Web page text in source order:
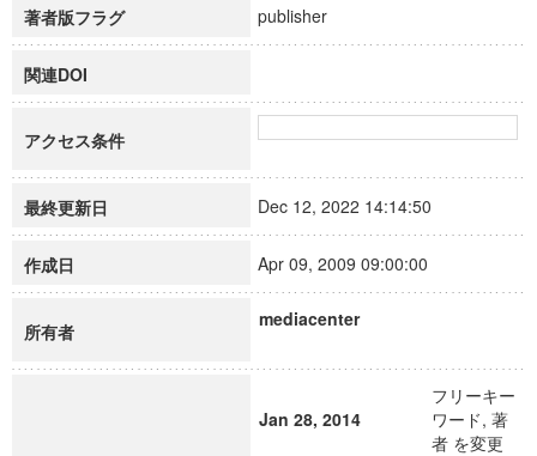
著者版フラグ publisher
関連DOI
アクセス条件
最終更新日 Dec 12, 2022 14:14:50
作成日 Apr 09, 2009 09:00:00
所有者
mediacenter
Jan 28, 2014
フリーキー
ワード, 著
者 を変更